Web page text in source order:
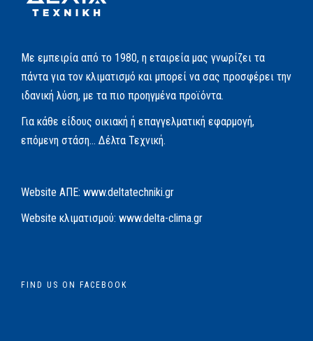
Με εμπειρία από το 1980, η εταιρεία μας γνωρίζει τα
πάντα για τον κλιματισμό και μπορεί να σας προσφέρει την
ιδανική λύση, με τα πιο προηγμένα προϊόντα.
Για κάθε είδους οικιακή ή επαγγελματική εφαρμογή,
επόμενη στάση… Δέλτα Τεχνική.
Website AΠΕ: www.deltatechniki.gr
Website κλιματισμού: www.delta-clima.gr
FIND US ON FACEBOOK